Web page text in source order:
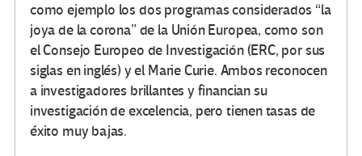
como ejemplo los dos programas considerados “la
joya de la corona” de la Unión Europea, como son
el Consejo Europeo de Investigación (ERC, por sus
siglas en inglés) y el Marie Curie. Ambos reconocen
a investigadores brillantes y financian su
investigación de excelencia, pero tienen tasas de
éxito muy bajas.